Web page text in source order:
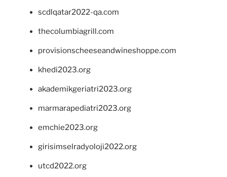
scdlqatar2022-qa.com
thecolumbiagrill.com
provisionscheeseandwineshoppe.com
khedi2023.org
akademikgeriatri2023.org
marmarapediatri2023.org
emchie2023.org
girisimselradyoloji2022.org
utcd2022.org